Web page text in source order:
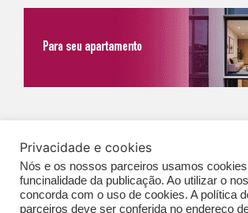
Expediente|Contato|Newsletter
GERAIS DE PUBLICAÇÃO (CGP)
Privacidade e cookies
Nós e os nossos parceiros usamos
funcinalidade da publicação. Ao utilizar o
concorda com o uso de cookies. A política
parceiros deve ser conferida no endereço